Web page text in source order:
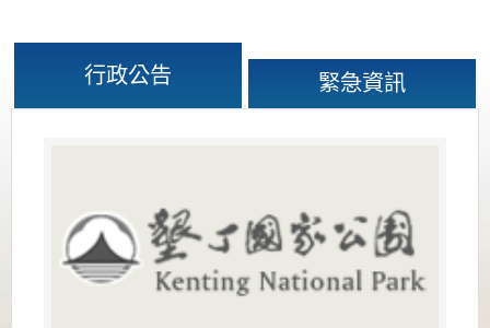
行政公告 緊急資訊